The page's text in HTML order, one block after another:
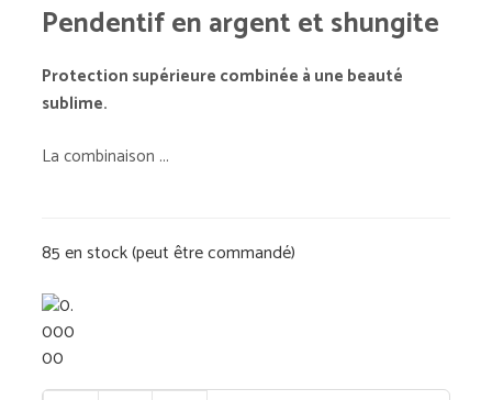
initial
était :
actuel
est :
Pendentif en argent et shungite
Protection supérieure combinée à une beauté
sublime.
La combinaison ...
85 en stock (peut être commandé)